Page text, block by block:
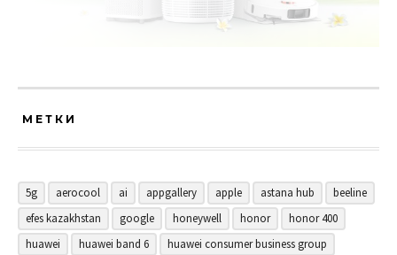
МЕТКИ
5g aerocool ai appgallery apple astana hub
beeline
efes kazakhstan
google honeywell honor
honor 400
huawei
huawei band 6
huawei consumer business group